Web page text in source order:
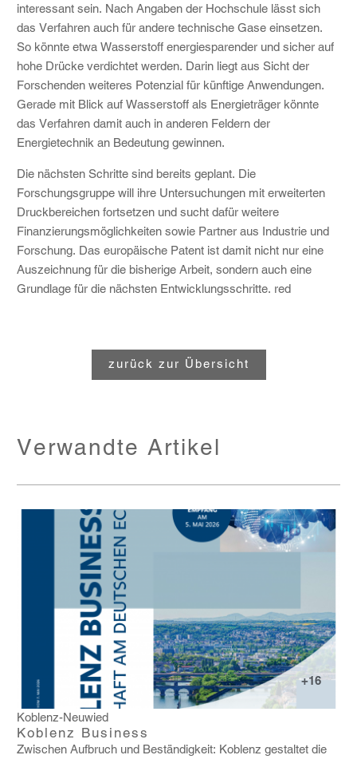
interessant sein. Nach Angaben der Hochschule lässt sich
das Verfahren auch für andere technische Gase einsetzen.
So könnte etwa Wasserstoff energiesparender und sicher auf
hohe Drücke verdichtet werden. Darin liegt aus Sicht der
Forschenden weiteres Potenzial für künftige Anwendungen.
Gerade mit Blick auf Wasserstoff als Energieträger könnte
das Verfahren damit auch in anderen Feldern der
Energietechnik an Bedeutung gewinnen.
Die nächsten Schritte sind bereits geplant. Die
Forschungsgruppe will ihre Untersuchungen mit erweiterten
Druckbereichen fortsetzen und sucht dafür weitere
Finanzierungsmöglichkeiten sowie Partner aus Industrie und
Forschung. Das europäische Patent ist damit nicht nur eine
Auszeichnung für die bisherige Arbeit, sondern auch eine
Grundlage für die nächsten Entwicklungsschritte. red
zurück zur Übersicht
Verwandte Artikel
+16
Koblenz-Neuwied
Koblenz Business
Zwischen Aufbruch und Bestän­dig­keit: Koblenz gestaltet die